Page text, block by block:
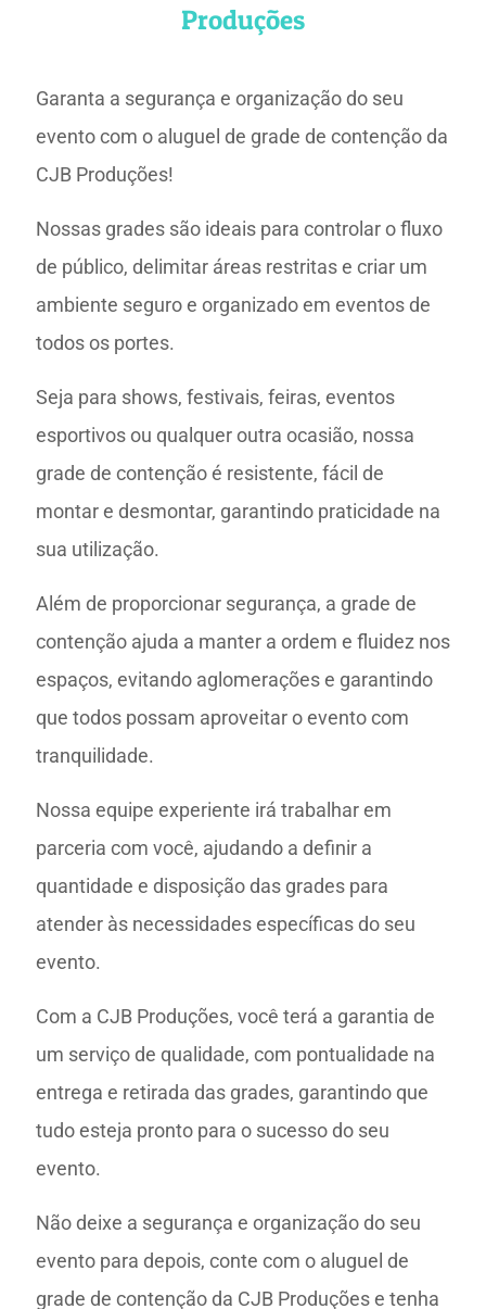
Produções
Garanta a segurança e organização do seu
evento com o aluguel de grade de contenção da
CJB Produções!
Nossas grades são ideais para controlar o fluxo
de público, delimitar áreas restritas e criar um
ambiente seguro e organizado em eventos de
todos os portes.
Seja para shows, festivais, feiras, eventos
esportivos ou qualquer outra ocasião, nossa
grade de contenção é resistente, fácil de
montar e desmontar, garantindo praticidade na
sua utilização.
Além de proporcionar segurança, a grade de
contenção ajuda a manter a ordem e fluidez nos
espaços, evitando aglomerações e garantindo
que todos possam aproveitar o evento com
tranquilidade.
Nossa equipe experiente irá trabalhar em
parceria com você, ajudando a definir a
quantidade e disposição das grades para
atender às necessidades específicas do seu
evento.
Com a CJB Produções, você terá a garantia de
um serviço de qualidade, com pontualidade na
entrega e retirada das grades, garantindo que
tudo esteja pronto para o sucesso do seu
evento.
Não deixe a segurança e organização do seu
evento para depois, conte com o aluguel de
grade de contenção da CJB Produções e tenha